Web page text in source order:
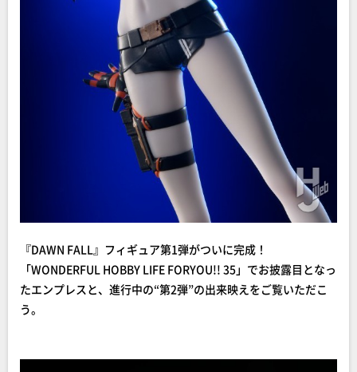
『DAWN FALL』フィギュア第1弾がついに完成！
「WONDERFUL HOBBY LIFE FORYOU!! 35」でお披露目となっ
たエンプレスと、進行中の“第2弾”の出来映えをご覧いただこ
う。